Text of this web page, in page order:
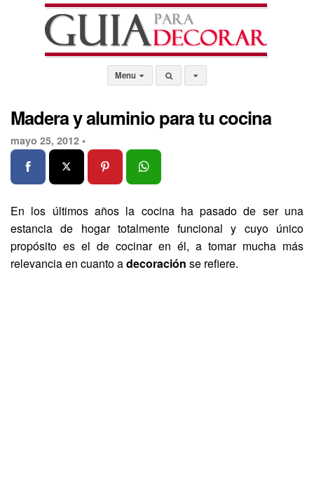
Menu
Madera y aluminio para tu cocina
mayo 25, 2012 •
En los últimos años la cocina ha pasado de ser una
estancia de hogar totalmente funcional y cuyo único
propósito es el de cocinar en él, a tomar mucha más
relevancia en cuanto adecoración se refiere.